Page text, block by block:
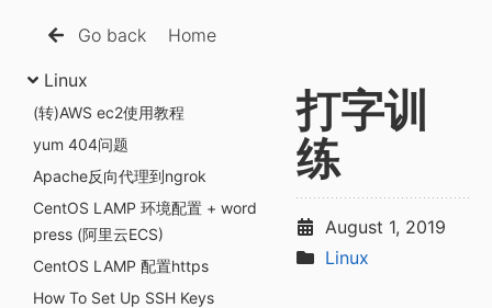
Go back Home
Linux
(转)AWS ec2使用教程
yum 404问题
Apache反向代理到ngrok
CentOS LAMP 环境配置 + word
press (阿里云ECS)
CentOS LAMP 配置https
How To Set Up SSH Keys
打字训
练
August 1, 2019
Linux